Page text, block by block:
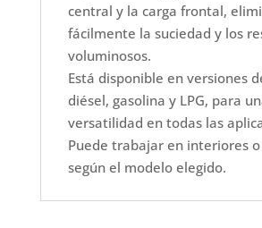
central y la carga frontal,
fácilmente la suciedad y los
voluminosos.
Está disponible en versiones
diésel, gasolina y LPG, para
versatilidad en todas las
Puede trabajar en interiores
según el modelo elegido.